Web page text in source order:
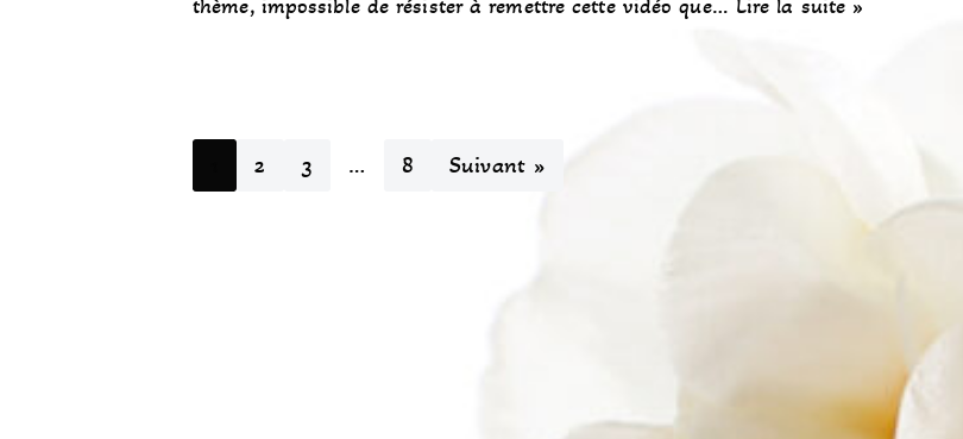
thème, impossible de résister à remettre cette vidéo que… Lire la suite »
2 3 … 8 Suivant »